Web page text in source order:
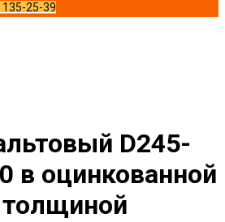
135-25-39
D245-
в оцинкованной